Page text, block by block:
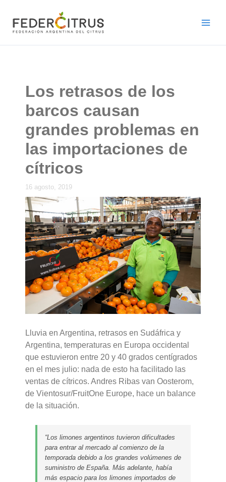
contenido
Los retrasos de los
barcos causan
grandes problemas en
las importaciones de
cítricos
16 agosto, 2019
Lluvia en Argentina, retrasos en Sudáfrica y
Argentina, temperaturas en Europa occidental
que estuvieron entre 20 y 40 grados centígrados
en el mes julio: nada de esto ha facilitado las
ventas de cítricos. Andres Ribas van Oosterom,
de Vientosur/FruitOne Europe, hace un balance
de la situación.
“Los limones argentinos tuvieron dificultades
para entrar al mercado al comienzo de la
temporada debido a los grandes volúmenes de
suministro de España. Más adelante, había
más espacio para los limones importados de